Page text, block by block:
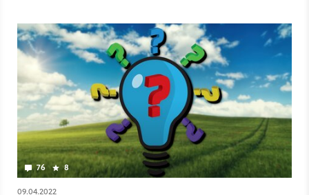
Produkt Betriebssysteme Software Microsoft
76 8
09.04.2022